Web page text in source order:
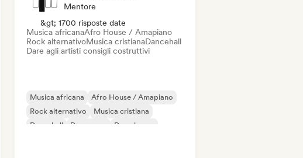
Mentore
&gt; 1700 risposte date
Musica africanaAfro House / Amapiano
Rock alternativoMusica cristianaDancehall
Dare agli artisti consigli costruttivi
Musica africana
Afro House / Amapiano
Rock alternativo
Musica cristiana
Dancehall
Danza pop
Deep house